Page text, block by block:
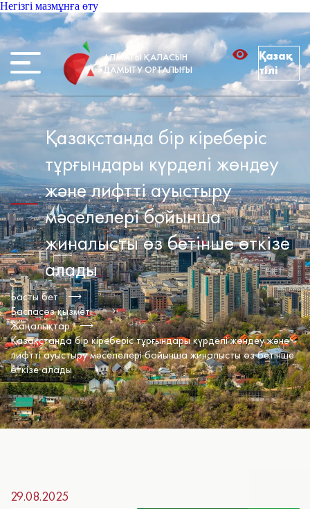
Негізгі мазмұнға өту
АЛМАТЫ ҚАЛАСЫН
ДАМЫТУ ОРТАЛЫҒЫ
Қазақ
тілі
Қазақстанда бір кіреберіс
тұрғындары күрделі жөндеу
және лифтті ауыстыру
мәселелері бойынша
жиналысты өз бетінше өткізе
алады
Басты бет
Баспасөз қызметі
Жаңалықтар
Қазақстанда бір кіреберіс тұрғындары күрделі жөндеу және
лифтті ауыстыру мәселелері бойынша жиналысты өз бетінше
өткізе алады
29.08.2025